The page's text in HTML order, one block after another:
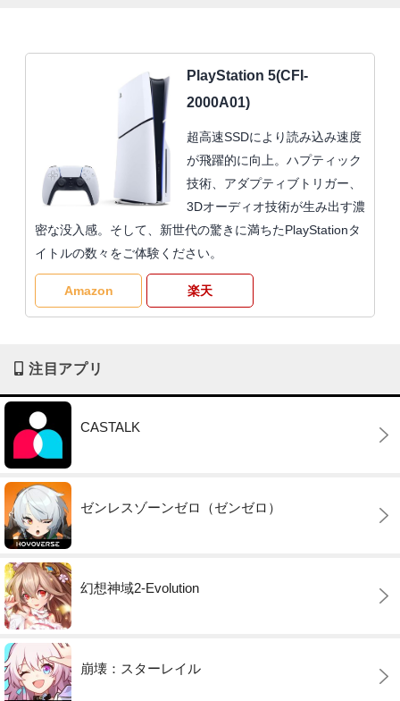
PlayStation 5(CFI-
2000A01)
超高速SSDにより読み込み速度
が飛躍的に向上。ハプティック
技術、アダプティブトリガー、
3Dオーディオ技術が生み出す濃
密な没入感。そして、新世代の驚きに満ちたPlayStationタ
イトルの数々をご体験ください。
Amazon 楽天
注目アプリ
CASTALK
ゼンレスゾーンゼロ（ゼンゼロ）
幻想神域2-Evolution
崩壊：スターレイル